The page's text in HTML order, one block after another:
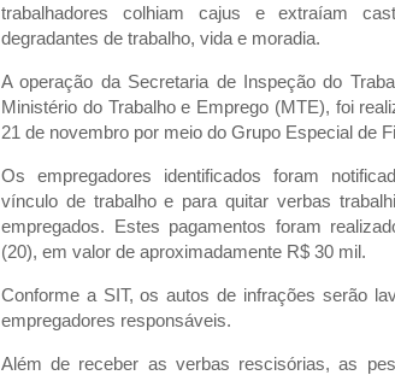
trabalhadores colhiam cajus e extraíam
degradantes de trabalho, vida e moradia.
A operação da Secretaria de Inspeção do
Ministério do Trabalho e Emprego (MTE), foi
21 de novembro por meio do Grupo Especial de
Os empregadores identificados foram
vínculo de trabalho e para quitar verbas
empregados. Estes pagamentos foram
(20), em valor de aproximadamente R$ 30 mil.
Conforme a SIT, os autos de infrações serão
empregadores responsáveis.
Além de receber as verbas rescisórias, as